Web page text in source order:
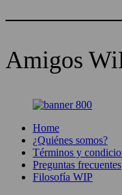
Amigos
Home
¿Quiénes somos?
Términos y
Preguntas frecuentes
Filosofía WIP